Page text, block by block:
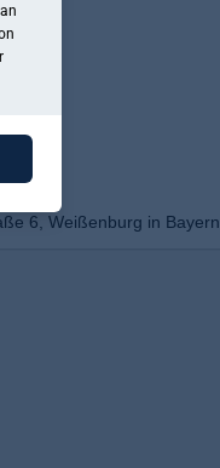
6, Weißenburg in Bayern